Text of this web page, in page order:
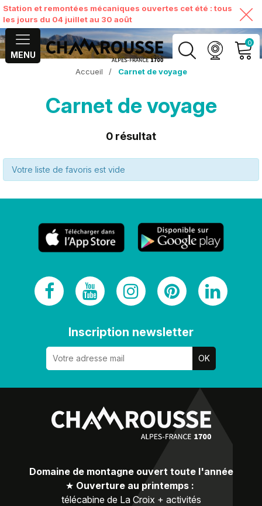
Station et remontées mécaniques ouvertes cet été : tous
les jours du 04 juillet au 30 août
MENU
0
MON COMPTE
VOIR MON PANIER
Accueil / Carnet de voyage
Carnet de voyage
0 résultat
Votre liste de favoris est vide
Inscription newsletter
Domaine de montagne ouvert toute l'année
★ Ouverture au printemps :
télécabine de La Croix + activités